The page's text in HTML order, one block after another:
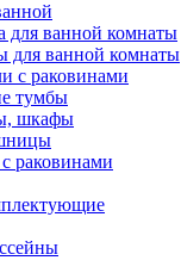
для ванной комнаты
для ванной комнаты
с раковинами
тумбы
шкафы
раковинами